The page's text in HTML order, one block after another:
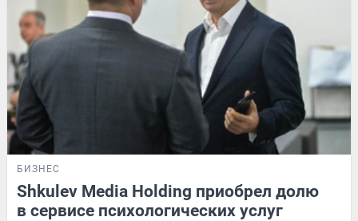
БИЗНЕС
Shkulev Media Holding приобрел долю
в сервисе психологических услуг